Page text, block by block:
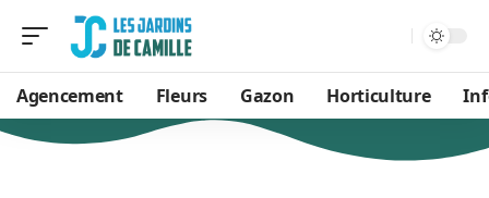
Agencement Fleurs Gazon Horticulture